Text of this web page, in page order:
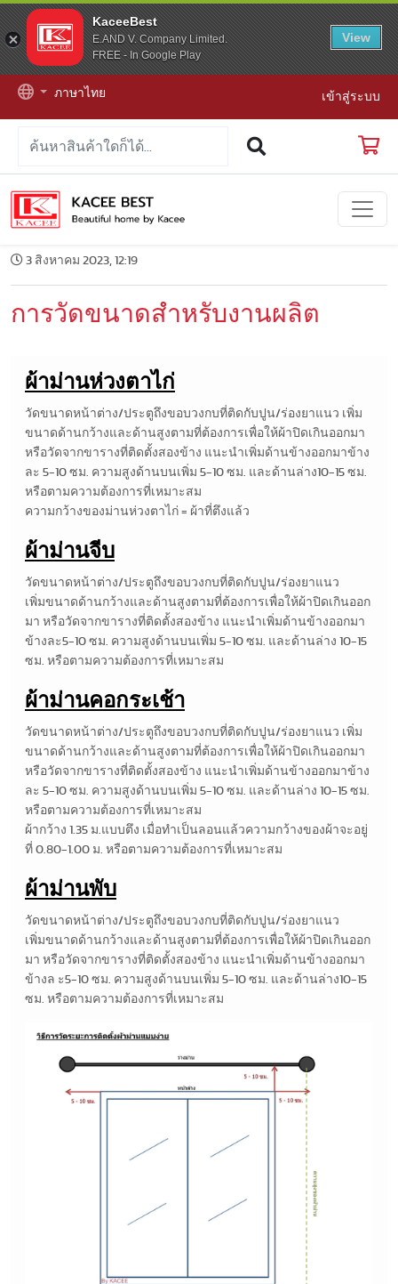
KaceeBest
E.AND V. Company Limited.
FREE - In Google Play
View
ภาษาไทย เข้าสู่ระบบ
3 สิงหาคม 2023, 12:19
การวัดขนาดสำหรับงานผลิต
ผ้าม่านห่วงตาไก่
วัดขนาดหน้าต่าง/ประตูถึงขอบวงกบที่ติดกับปูน/ร่องยาแนว เพิ่ม
ขนาดด้านกว้างและด้านสูงตามที่ต้องการเพื่อให้ผ้าปิดเกินออกมา
หรือวัดจากขารางที่ติดตั้งสองข้าง แนะนำเพิ่มด้านข้างออกมาข้าง
ละ 5-10 ซม. ความสูงด้านบนเพิ่ม 5-10 ซม. และด้านล่าง10-15 ซม.
หรือตามความต้องการที่เหมาะสม
ความกว้างของม่านห่วงตาไก่ = ผ้าที่ตึงแล้ว
ผ้าม่านจีบ
วัดขนาดหน้าต่าง/ประตูถึงขอบวงกบที่ติดกับปูน/ร่องยาแนว
เพิ่มขนาดด้านกว้างและด้านสูงตามที่ต้องการเพื่อให้ผ้าปิดเกินออก
มา หรือวัดจากขารางที่ติดตั้งสองข้าง แนะนำเพิ่มด้านข้างออกมา
ข้างละ5-10 ซม. ความสูงด้านบนเพิ่ม 5-10 ซม. และด้านล่าง 10-15
ซม. หรือตามความต้องการที่เหมาะสม
ผ้าม่านคอกระเช้า
วัดขนาดหน้าต่าง/ประตูถึงขอบวงกบที่ติดกับปูน/ร่องยาแนว เพิ่ม
ขนาดด้านกว้างและด้านสูงตามที่ต้องการเพื่อให้ผ้าปิดเกินออกมา
หรือวัดจากขารางที่ติดตั้งสองข้าง แนะนำเพิ่มด้านข้างออกมาข้าง
ละ 5-10 ซม. ความสูงด้านบนเพิ่ม 5-10 ซม. และด้านล่าง 10-15 ซม.
หรือตามความต้องการที่เหมาะสม
ผ้ากว้าง 1.35 ม.แบบตึง เมื่อทำเป็นลอนแล้วความกว้างของผ้าจะอยู่
ที่ 0.80-1.00 ม. หรือตามความต้องการที่เหมาะสม
ผ้าม่านพับ
วัดขนาดหน้าต่าง/ประตูถึงขอบวงกบที่ติดกับปูน/ร่องยาแนว
เพิ่มขนาดด้านกว้างและด้านสูงตามที่ต้องการเพื่อให้ผ้าปิดเกินออก
มา หรือวัดจากขารางที่ติดตั้งสองข้าง แนะนำเพิ่มด้านข้างออกมา
ข้างล ะ5-10 ซม. ความสูงด้านบนเพิ่ม 5-10 ซม. และด้านล่าง10-15
ซม. หรือตามความต้องการที่เหมาะสม